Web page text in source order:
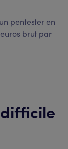
pentester en
brut par